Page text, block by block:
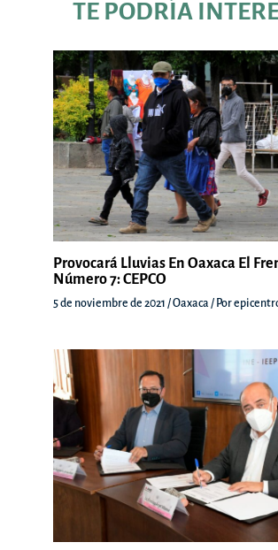
TE PODRÍA
Provocará Lluvias En Oaxaca El
Número 7: CEPCO
5 de noviembre de 2021 /Oaxaca / Por